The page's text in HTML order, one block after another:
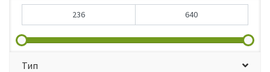
Тип